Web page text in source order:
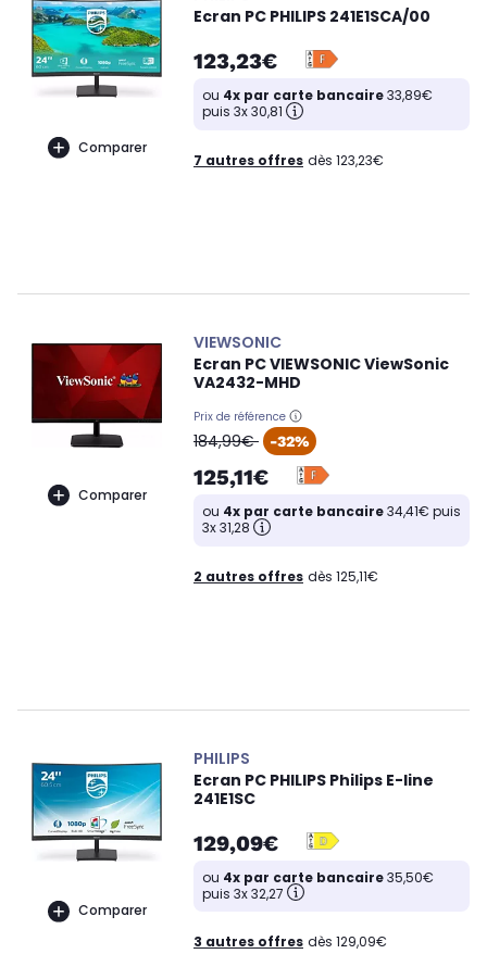
Comparer
Ecran PC PHILIPS 241E1SCA/00
123,23€
ou 4x par carte bancaire33,89€
puis 3x 30,81
7 autres offres dès 123,23€
Comparer
VIEWSONIC
Ecran PC VIEWSONIC ViewSonic
VA2432-MHD
Prix de référence
oldPrice
184,99€ -32%
125,11€
ou 4x par carte bancaire34,41€ puis
3x 31,28
2 autres offres dès 125,11€
Comparer
PHILIPS
Ecran PC PHILIPS Philips E-line
241E1SC
129,09€
ou 4x par carte bancaire35,50€
puis 3x 32,27
3 autres offres dès 129,09€